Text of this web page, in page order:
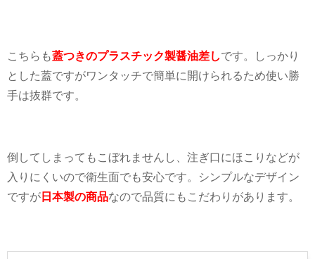
こちらも蓋つきのプラスチック製醤油差しです。しっかり
とした蓋ですがワンタッチで簡単に開けられるため使い勝
手は抜群です。
倒してしまってもこぼれませんし、注ぎ口にほこりなどが
入りにくいので衛生面でも安心です。シンプルなデザイン
ですが 日本製の商品なので品質にもこだわりがあります。